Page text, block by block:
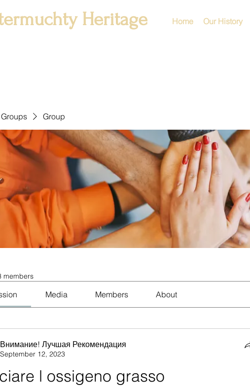
Heritage Home Our History
Groups Group
members
Media Members About
Внимание! Лучшая Рекомендация
September 12, 2023
l ossigeno grasso